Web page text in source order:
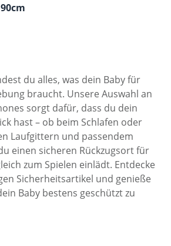
du alles, was dein Baby für
braucht. Unsere Auswahl an
sorgt dafür, dass du dein
hast – ob beim Schlafen oder
Laufgittern und passendem
einen sicheren Rückzugsort für
zum Spielen einlädt. Entdecke
Sicherheitsartikel und genieße
Baby bestens geschützt zu